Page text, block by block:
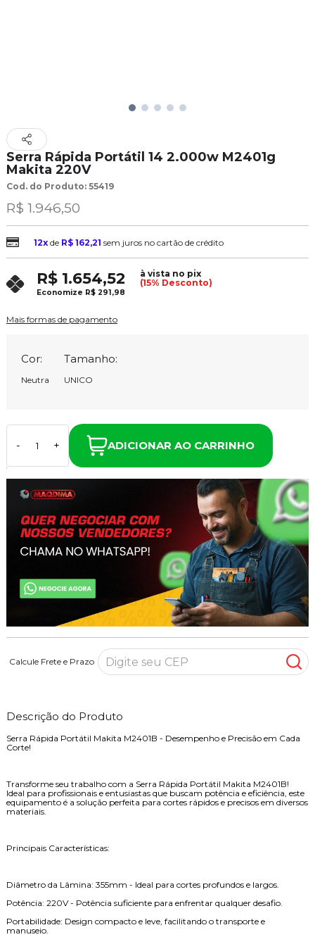
Serra Rápida Portátil 14 2.000w M2401g
Makita 220V
Cod. do Produto: 55419
R$ 1.946,50
12xde R$ 162,21 sem juros no cartão de crédito
R$ 1.654,52
à vista no pix
(15% Desconto)
Economize R$ 291,98
Mais formas de pagamento
Cor:
Neutra
Tamanho:
UNICO
- + ADICIONAR AO CARRINHO
Calcule Frete e Prazo
Descrição do Produto
Serra Rápida Portátil Makita M2401B - Desempenho e Precisão em Cada
Corte!
Transforme seu trabalho com a Serra Rápida Portátil Makita M2401B!
Ideal para profissionais e entusiastas que buscam potência e eficiência, este
equipamento é a solução perfeita para cortes rápidos e precisos em diversos
materiais.
Principais Características:
Diâmetro da Lâmina: 355mm - Ideal para cortes profundos e largos.
Potência: 220V - Potência suficiente para enfrentar qualquer desafio.
Portabilidade: Design compacto e leve, facilitando o transporte e
manuseio.